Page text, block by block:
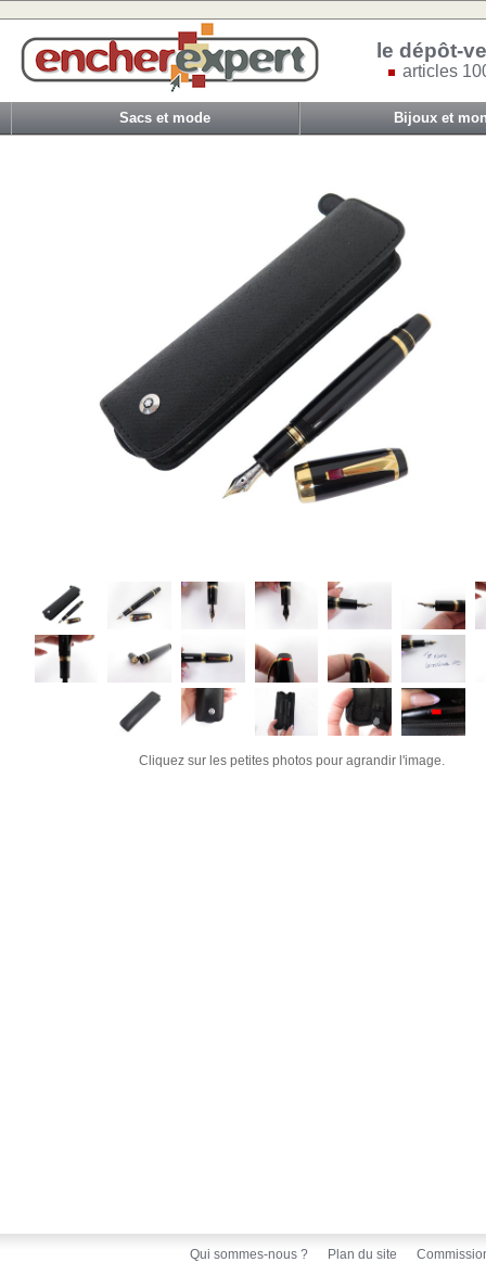
le dépôt-
articles
Sacs et mode Bijoux et
Cliquez sur les petites photos pour agrandir l'image.
Qui sommes-nous ? Plan du site